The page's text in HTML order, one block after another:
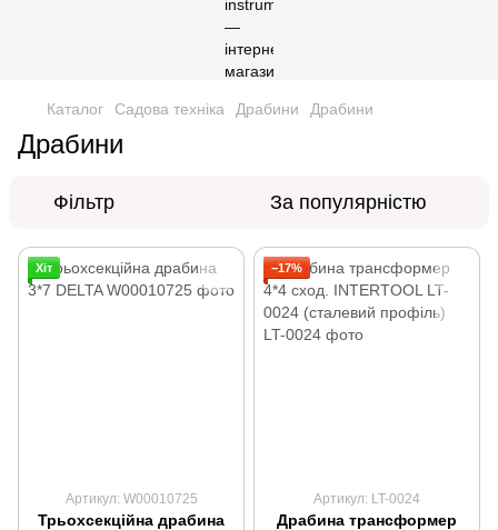
Каталог Садова техніка Драбини Драбини
Драбини
Фільтр За популярністю
Хіт
Артикул: W00010725
Трьохсекційна драбина
−17%
Артикул: LT-0024
Драбина трансформер